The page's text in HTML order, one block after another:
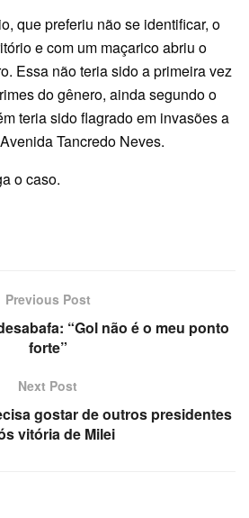
que preferiu não se identificar, o
e com um maçarico abriu o
Essa não teria sido a primeira vez
do gênero, ainda segundo o
teria sido flagrado em invasões a
Tancredo Neves.
o caso.
Previous Post
“Gol não é o meu ponto
forte”
Next Post
gostar de outros presidentes
vitória de Milei